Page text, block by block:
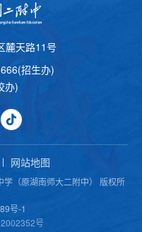
麓天路11号
招生办)
办)
（原湖南师大二附中） 版权所
号-1
号
网站地图